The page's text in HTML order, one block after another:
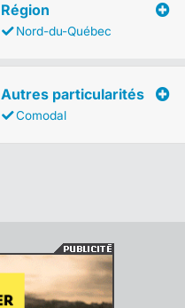
Région
Nord-du-Québec
Autres particularités
Comodal